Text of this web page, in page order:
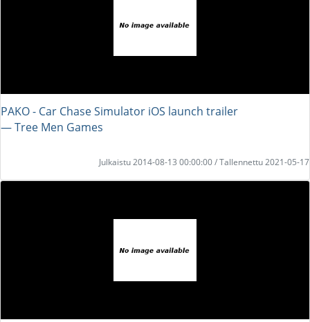
PAKO - Car Chase Simulator iOS launch trailer
― Tree Men Games
Julkaistu 2014-08-13 00:00:00 / Tallennettu 2021-05-17